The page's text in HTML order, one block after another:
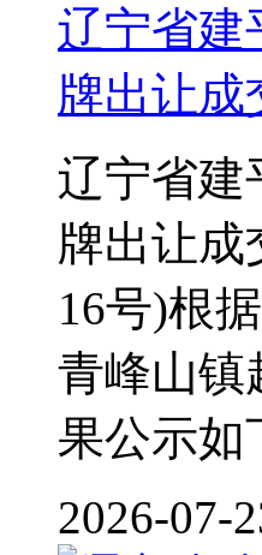
辽宁省建
牌出让成
辽宁省建
牌出让成
16号)根
青峰山镇
果公示
2026-07-